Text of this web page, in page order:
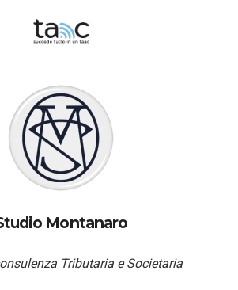
Montanaro
Tributaria e Societaria